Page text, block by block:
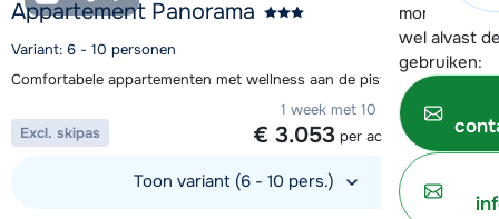
moment
wel alvast
gebruiken:
Appartement Panorama
Variant: 6 - 10 personen
Comfortabele appartementen met wellness aan de piste in Falcade
1 week met 10 personen vanaf
€ 3.053 per accommodatie
Excl. skipas
Toon variant (6 - 10 pers.)